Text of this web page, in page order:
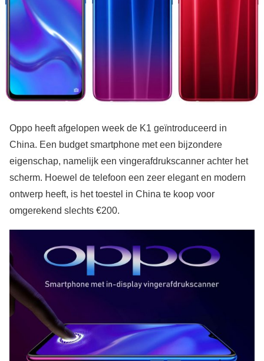
Oppo heeft afgelopen week de K1 geïntroduceerd in
China. Een budget smartphone met een bijzondere
eigenschap, namelijk een vingerafdrukscanner achter het
scherm. Hoewel de telefoon een zeer elegant en modern
ontwerp heeft, is het toestel in China te koop voor
omgerekend slechts €200.